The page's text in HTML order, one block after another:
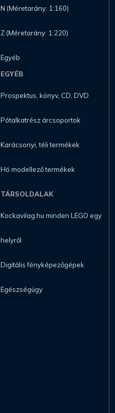
N (Méretarány: 1:160)
Z (Méretarány: 1:220)
Egyéb
EGYÉB
Prospektus, könyv, CD, DVD
Pótalkatrész árcsoportok
Karácsonyi, téli termékek
Hó modellező termékek
TÁRSOLDALAK
Kockavilag.hu minden LEGO egy
helyről
Digitális fényképezőgépek
Egészségügy